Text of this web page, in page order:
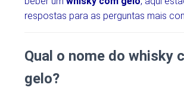
respostas para as perguntas mais
Qual o nome do whisky
gelo?